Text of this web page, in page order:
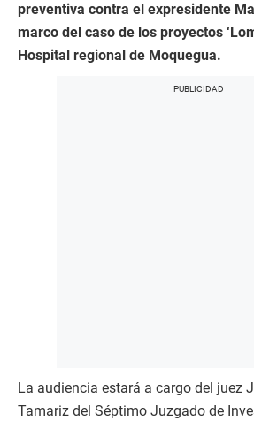
preventiva contra el expresidente
marco del caso de los proyectos
Hospital regional de Moquegua.
La audiencia estará a cargo del juez
Tamariz del Séptimo Juzgado de